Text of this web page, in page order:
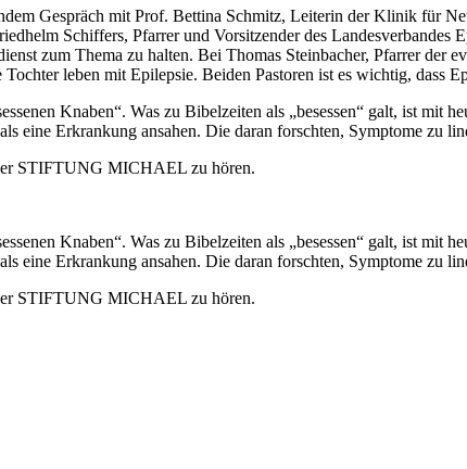
Gespräch mit Prof. Bettina Schmitz, Leiterin der Klinik für
Schiffers, Pfarrer und Vorsitzender des Landesverbandes
zum Thema zu halten. Bei Thomas Steinbacher, Pfarrer der
leben mit Epilepsie. Beiden Pastoren ist es wichtig, dass
Knaben“. Was zu Bibelzeiten als „besessen“ galt, ist mit
eine Erkrankung ansahen. Die daran forschten, Symptome zu
STIFTUNG MICHAEL zu hören.
Knaben“. Was zu Bibelzeiten als „besessen“ galt, ist mit
eine Erkrankung ansahen. Die daran forschten, Symptome zu
STIFTUNG MICHAEL zu hören.